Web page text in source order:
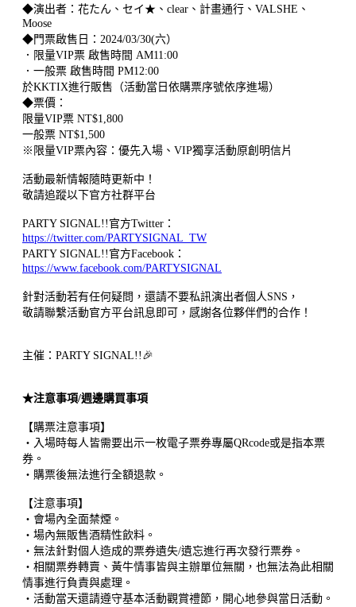
◆演出者：花たん、セイ★、clear、計畫通行、VALSHE、
Moose
◆門票啟售日：2024/03/30(六）
．限量VIP票 啟售時間 AM11:00
．一般票 啟售時間 PM12:00
於KKTIX進行販售（活動當日依購票序號依序進場）
◆票價：
限量VIP票 NT$1,800
一般票 NT$1,500
※限量VIP票內容：優先入場、VIP獨享活動原創明信片
活動最新情報隨時更新中！
敬請追蹤以下官方社群平台
PARTY SIGNAL!!官方Twitter：
https://twitter.com/PARTYSIGNAL_TW
PARTY SIGNAL!!官方Facebook：
https://www.facebook.com/PARTYSIGNAL
針對活動若有任何疑問，還請不要私訊演出者個人SNS，
敬請聯繫活動官方平台訊息即可，感謝各位夥伴們的合作！
主催：PARTY SIGNAL!!🎉
★注意事項/週邊購買事項
【購票注意事項】
・入場時每人皆需要出示一枚電子票券專屬QRcode或是指本票
券。
・購票後無法進行全額退款。
【注意事項】
・會場內全面禁煙。
・場內無販售酒精性飲料。
・無法針對個人造成的票券遺失/遺忘進行再次發行票券。
・相關票券轉賣、黃牛情事皆與主辦單位無關，也無法為此相關
情事進行負責與處理。
・活動當天還請遵守基本活動觀賞禮節，開心地參與當日活動。